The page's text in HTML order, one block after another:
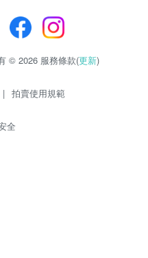
© 2026 服務條款(更新)
| 拍賣使用規範
全